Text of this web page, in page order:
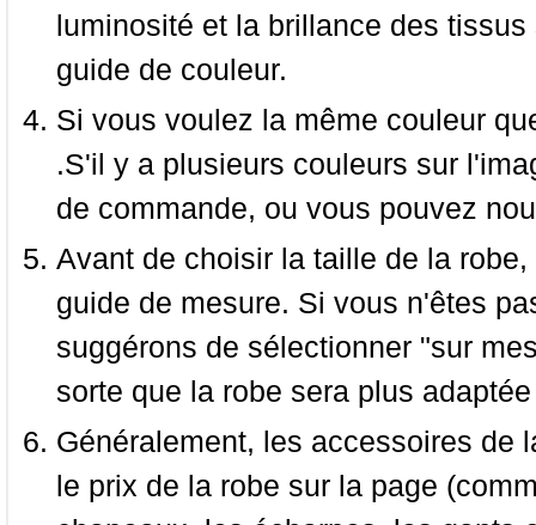
luminosité et la brillance des
guide de couleur.
Si vous voulez la même couleur
.S'il y a plusieurs couleurs sur
de commande, ou vous pouvez
Avant de choisir la taille de la
guide de mesure. Si vous n'êtes
suggérons de sélectionner "sur
sorte que la robe sera plus
Généralement, les accessoires de
le prix de la robe sur la page